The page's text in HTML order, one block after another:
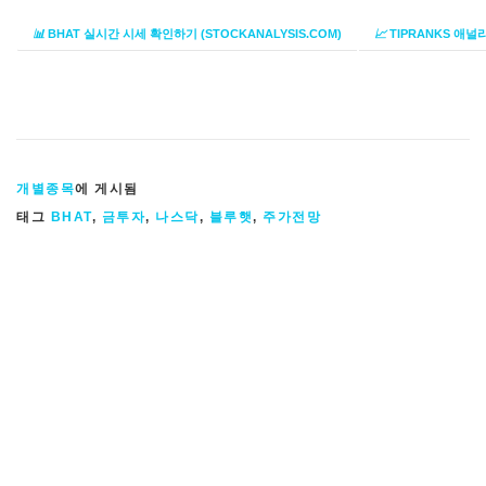
📊 BHAT 실시간 시세 확인하기 (STOCKANALYSIS.COM) 📈TIPRANKS 애널
개별종목에 게시됨
태그 BHAT, 금투자, 나스닥, 블루햇, 주가전망